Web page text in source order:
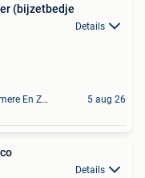
(bijzetbedje
Details
Lokeren+Deel Overmere En Zele 5 aug 26
Details